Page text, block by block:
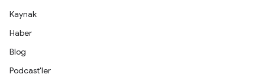
Kaynak
Haber
Blog
Podcast'ler